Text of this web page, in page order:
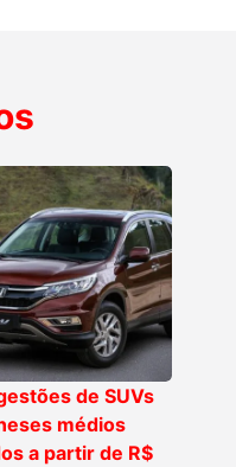
de SUVs
médios
a partir de R$